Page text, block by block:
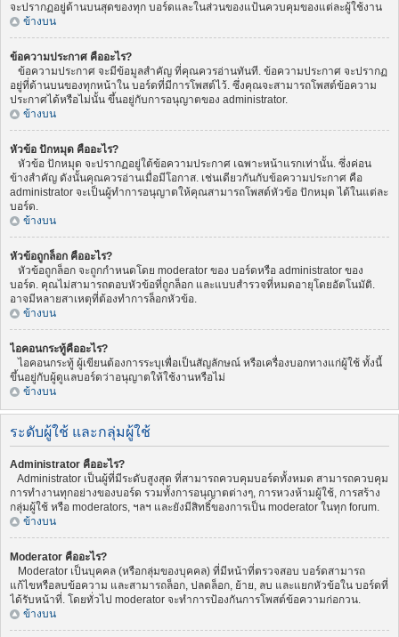
จะปรากฏอยู่ด้านบนสุดของทุก บอร์ดและในส่วนของแป้นควบคุมของแต่ละผู้ใช้งาน
ข้างบน
ข้อความประกาศ คืออะไร?
ข้อความประกาศ จะมีข้อมูลสำคัญ ที่คุณควรอ่านทันที. ข้อความประกาศ จะปรากฏ
อยู่ที่ด้านบนของทุกหน้าใน บอร์ดที่มีการโพสต์ไว้. ซึ่งคุณจะสามารถโพสต์ข้อความ
ประกาศได้หรือไม่นั้น ขึ้นอยู่กับการอนุญาตของ administrator.
ข้างบน
หัวข้อ ปักหมุด คืออะไร?
หัวข้อ ปักหมุด จะปรากฏอยู่ใต้ข้อความประกาศ เฉพาะหน้าแรกเท่านั้น. ซึ่งค่อน
ข้างสำคัญ ดังนั้นคุณควรอ่านเมื่อมีโอกาส. เช่นเดียวกันกับข้อความประกาศ คือ
administrator จะเป็นผู้ทำการอนุญาตให้คุณสามารถโพสต์หัวข้อ ปักหมุด ได้ในแต่ละ
บอร์ด.
ข้างบน
หัวข้อถูกล็อก คืออะไร?
หัวข้อถูกล็อก จะถูกกำหนดโดย moderator ของ บอร์ดหรือ administrator ของ
บอร์ด. คุณไม่สามารถตอบหัวข้อที่ถูกล็อก และแบบสำรวจที่หมดอายุโดยอัตโนมัติ.
อาจมีหลายสาเหตุที่ต้องทำการล็อกหัวข้อ.
ข้างบน
ไอคอนกระทู้คืออะไร?
ไอคอนกระทู้ ผู้เขียนต้องการระบุเพื่อเป็นสัญลักษณ์ หรือเครื่องบอกทางแก่ผู้ใช้ ทั้งนี้
ขึ้นอยู่กับผู้ดูแลบอร์ดว่าอนุญาตให้ใช้งานหรือไม่
ข้างบน
ระดับผู้ใช้ และกลุ่มผู้ใช้
Administrator คืออะไร?
Administrator เป็นผู้ที่มีระดับสูงสุด ที่สามารถควบคุมบอร์ดทั้งหมด สามารถควบคุม
การทำงานทุกอย่างของบอร์ด รวมทั้งการอนุญาตต่างๆ, การหวงห้ามผู้ใช้, การสร้าง
กลุ่มผู้ใช้ หรือ moderators, ฯลฯ และยังมีสิทธิ์ของการเป็น moderator ในทุก forum.
ข้างบน
Moderator คืออะไร?
Moderator เป็นบุคคล (หรือกลุ่มของบุคคล) ที่มีหน้าที่ตรวจสอบ บอร์ดสามารถ
แก้ไขหรือลบข้อความ และสามารถล็อก, ปลดล็อก, ย้าย, ลบ และแยกหัวข้อใน บอร์ดที่
ได้รับหน้าที่. โดยทั่วไป moderator จะทำการป้องกันการโพสต์ข้อความก่อกวน.
ข้างบน